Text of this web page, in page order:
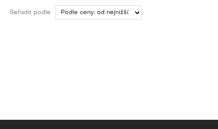
Seřadit podle